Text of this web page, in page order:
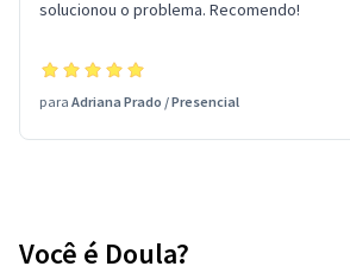
solucionou o problema. Recomendo!
para Adriana Prado /Presencial
Você é Doula?